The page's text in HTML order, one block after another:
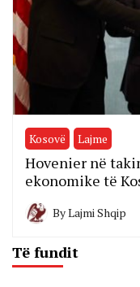
Kosovë Lajme
Hovenier në
ekonomike të
ByLajmi Shqip
Të fundit